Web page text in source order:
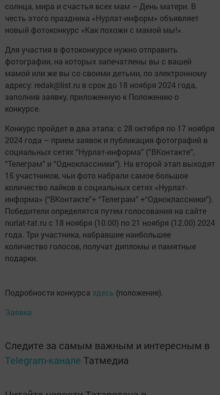
солнца, мира и счастья всех мам – День матери. В
честь этого праздника «Нурлат-информ» объявляет
новый фотоконкурс «Как похожи с мамой мы!».
Для участия в фотоконкурсе нужно отправить
фотографии, на которых запечатлены вы с вашей
мамой или же вы со своими детьми, по электронному
адресу: redak@list.ru в срок до 18 ноября 2024 года,
заполнив заявку, приложенную к Положению о
конкурсе.
Конкурс пройдет в два этапа: с 28 октября по 17 ноября
2024 года – прием заявок и публикация фотографий в
социальных сетях “Нурлат-информа” (“ВКонтакте”,
“Телеграм” и “Одноклассники”). На второй этап выходят
15 участников, чьи фото набрали самое большое
количество лайков в социальных сетях «Нурлат-
информа» (“ВКонтакте”+ “Телеграм” +“Одноклассники”).
Победители определятся путем голосования на сайте
nurlat-tat.ru с 18 ноября (10.00) по 21 ноября (12.00) 2024
года. Три участника, набравшие наибольшее
количество голосов, получат дипломы и памятные
подарки.
Подробности конкурса здесь (положение).
Заявка
Следите за самым важным и интересным в
Telegram-канале Татмедиа